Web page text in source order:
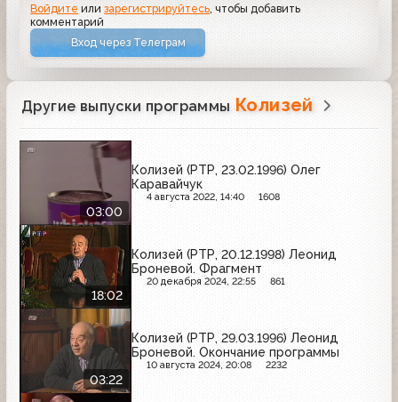
Войдите илизарегистрируйтесь , чтобы добавить
комментарий
Вход через Телеграм
Другие выпуски программы Колизей
03:00
Колизей (РТР, 23.02.1996) Олег
Каравайчук
4 августа 2022, 14:40 1608
18:02
Колизей (РТР, 20.12.1998) Леонид
Броневой. Фрагмент
20 декабря 2024, 22:55 861
03:22
Колизей (РТР, 29.03.1996) Леонид
Броневой. Окончание программы
10 августа 2024, 20:08 2232